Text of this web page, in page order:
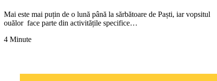
Mai este mai puțin de o lună până la sărbătoare de Paști, iar vopsitul
ouălor face parte din activitățile specifice…
4 Minute